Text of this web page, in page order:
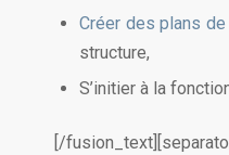
Créer des plans
structure,
S’initier à la
[/